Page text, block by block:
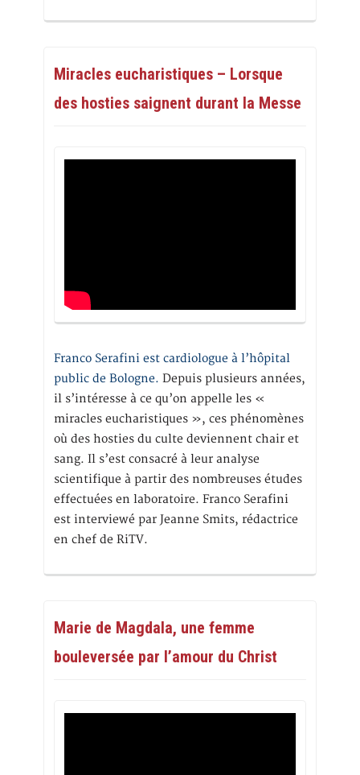
Miracles eucharistiques – Lorsque
des hosties saignent durant la Messe
Franco Serafini est cardiologue à l’hôpital
public de Bologne. Depuis plusieurs années,
il s’intéresse à ce qu’on appelle les «
miracles eucharistiques », ces phénomènes
où des hosties du culte deviennent chair et
sang. Il s’est consacré à leur analyse
scientifique à partir des nombreuses études
effectuées en laboratoire. Franco Serafini
est interviewé par Jeanne Smits, rédactrice
en chef de RiTV.
Marie de Magdala, une femme
bouleversée par l’amour du Christ